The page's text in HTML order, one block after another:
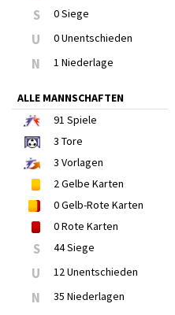
S 0 Siege
U 0 Unentschieden
N 1 Niederlage
ALLE MANNSCHAFTEN
91 Spiele
3 Tore
3 Vorlagen
2Gelbe Karten
0Gelb-Rote Karten
0Rote Karten
S 44 Siege
U 12 Unentschieden
N 35 Niederlagen